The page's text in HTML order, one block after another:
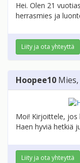
Hei. Olen 21
herrasmies ja
Liity ja ota yhteyttä
Hoopee10 Mies
Moi! Kirjoittele, jos
Haen hyviä hetkiä
Liity ja ota yhteyttä